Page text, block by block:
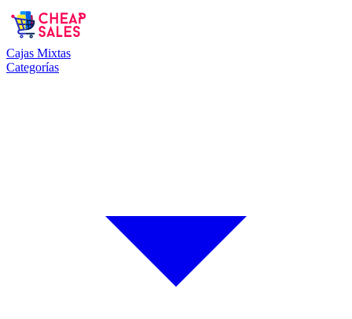
Cajas Mixtas
Categorías